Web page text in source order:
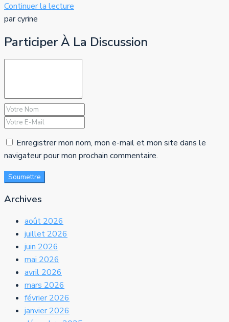
Continuer la lecture
par cyrine
Participer À La Discussion
Enregistrer mon nom, mon e-mail et mon site dans le
navigateur pour mon prochain commentaire.
Soumettre
Archives
août 2026
juillet 2026
juin 2026
mai 2026
avril 2026
mars 2026
février 2026
janvier 2026